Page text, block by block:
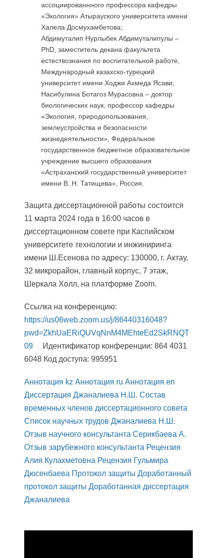
ассоциированнного профессора кафедры
«Экология» Атырауского университета имени
Халела Досмухамбетова;
Абдимуталип Нурлыбек Абдимуталипулы –
PhD, заместитель декана факультета
естествознания по воспитательной работе,
Международный казахско-турецкий
университет имени Ходжи Ахмеда Ясави;
Насибулина Ботагоз Мурасовна – доктор
биологических наук, профессор кафедры
«Экология, природопользования,
землеустройства и безопасности
жизнедеятельности», Федеральное
государственное бюджетное образовательное
учреждение высшего образования
«Астраханский государственный университет
имени В. Н. Татищева», Россия.
Защита диссертационной работы состоится
11 марта 2024 года в 16:00 часов в
диссертационном совете при Каспийском
университете технологии и инжиниринга
имени Ш.Есенова по адресу: 130000, г. Актау,
32 микрорайон, главный корпус, 7 этаж,
Шеркала Холл, на платформе Zoom.
Ссылка на конференцию:
https://us06web.zoom.us/j/86440316048?
pwd=ZkhUaERiQUVqNnM4MEhteEd2SkRNQT
09 Идентификатор конференции: 864 4031
6048 Код доступа: 995951
Аннотация kz Аннотация ru Аннотация en
Диссертация Джаналиева Н.Ш. Состав
временных членов диссертационного совета
Список научных трудов Джаналиева Н.Ш.
Отзыв научного консультанта Серикбаева А.
Отзыв зарубежного консультанта Рецензия
Алия Кулахметовна Рецензия Гульмира
Дюсенбаева Протокол защиты Доработанный
протокол защиты Доработанная диссертация
Джаналиева